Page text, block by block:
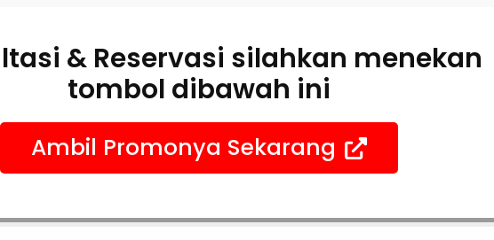
& Reservasi silahkan menekan
tombol dibawah ini
Ambil Promonya Sekarang